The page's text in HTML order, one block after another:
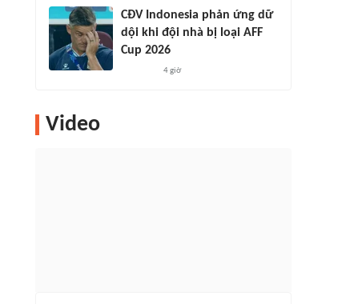
CĐV Indonesia phản ứng dữ
dội khi đội nhà bị loại AFF
Cup 2026
4 giờ
Video